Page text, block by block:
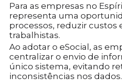
Para as empresas no
representa uma
processos, reduzir custos
trabalhistas.
Ao adotar o eSocial, as
centralizar o envio de
único sistema, evitando
inconsistências nos dados.